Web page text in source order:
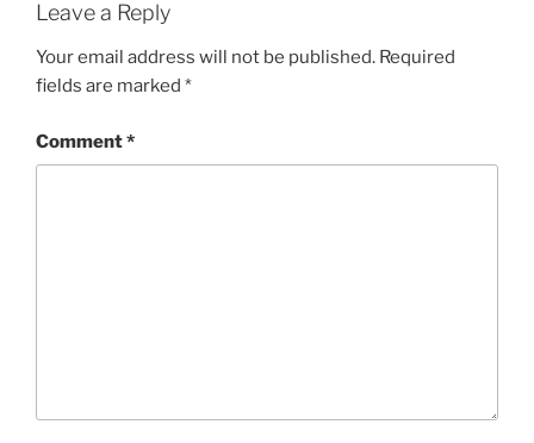
Leave a Reply
Your email address will not be published. Required
fields are marked *
Comment*